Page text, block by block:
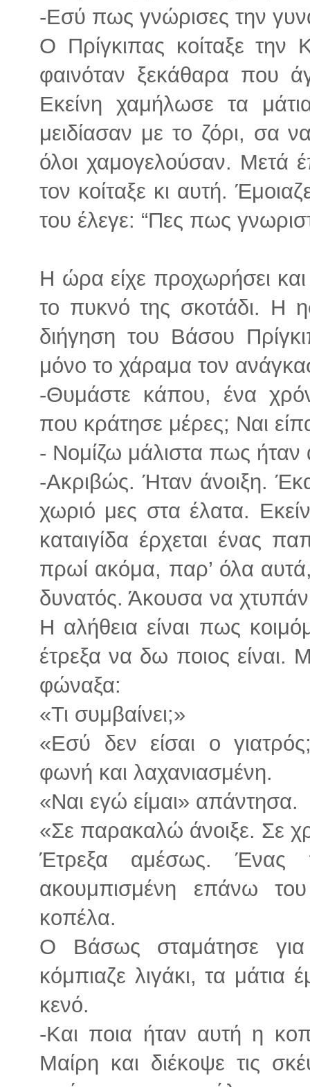
-Εσύ πως γνώρισες την
Ο Πρίγκιπας κοίταξε την
φαινόταν ξεκάθαρα που
Εκείνη χαμήλωσε τα
μειδίασαν με το ζόρι, σα
όλοι χαμογελούσαν. Μετά
τον κοίταξε κι αυτή.
του έλεγε: “Πες πως
Η ώρα είχε προχωρήσει και
το πυκνό της σκοτάδι. Η
διήγηση του Βάσου
μόνο το χάραμα τον
-Θυμάστε κάπου, ένα
που κράτησε μέρες; Ναι
- Νομίζω μάλιστα πως ήταν
-Ακριβώς. Ήταν άνοιξη.
χωριό μες στα έλατα.
καταιγίδα έρχεται ένας
πρωί ακόμα, παρ’ όλα αυτά,
δυνατός. Άκουσα να
Η αλήθεια είναι πως
έτρεξα να δω ποιος είναι.
φώναξα:
«Τι συμβαίνει;»
«Εσύ δεν είσαι ο
φωνή και λαχανιασμένη.
«Ναι εγώ είμαι» απάντησα.
«Σε παρακαλώ άνοιξε. Σε
Έτρεξα αμέσως. Ένας
ακουμπισμένη επάνω
κοπέλα.
Ο Βάσως σταμάτησε
κόμπιαζε λιγάκι, τα μάτια
κενό.
-Και ποια ήταν αυτή η
Μαίρη και διέκοψε τις